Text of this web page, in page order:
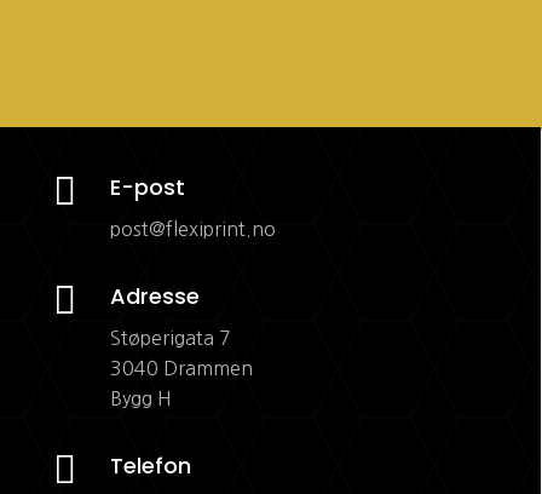
 E-post
post@flexiprint.no
 Adresse
Støperigata 7
3040 Drammen
Bygg H
 Telefon